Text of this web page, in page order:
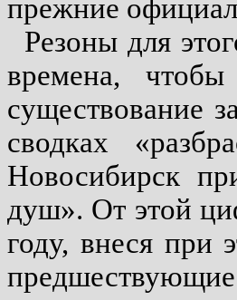
прежние
Резоны для
времена,
существование
сводках
Новосибирск
душ». От этой
году, внеся при